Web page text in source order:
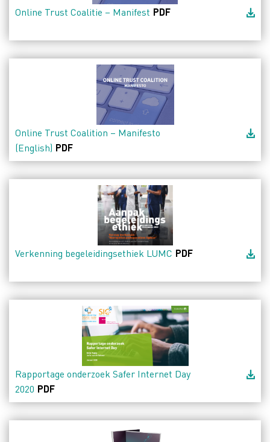
Online Trust Coalitie – Manifest PDF
Online Trust Coalition – Manifesto
(English) PDF
Verkenning begeleidingsethiek LUMC PDF
Rapportage onderzoek Safer Internet Day
2020 PDF